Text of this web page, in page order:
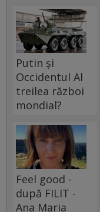
Putin și
Occidentul Al
treilea război
mondial?
Feel good -
după FILIT -
Ana Maria